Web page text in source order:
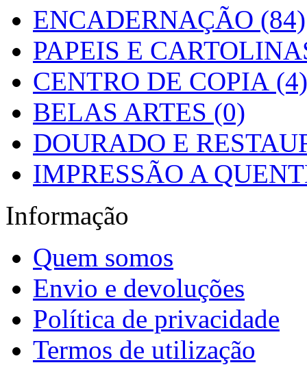
ENCADERNAÇÃO (84)
PAPEIS E
CENTRO DE COPIA (4)
BELAS ARTES (0)
DOURADO E
IMPRESSÃO A
Informação
Quem somos
Envio e devoluções
Política de privacidade
Termos de utilização